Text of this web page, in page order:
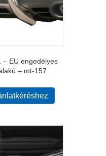
– EU engedélyes
– mt-157